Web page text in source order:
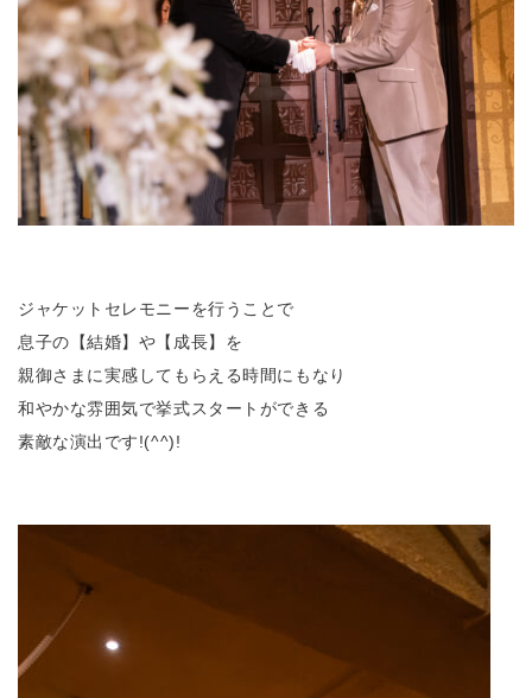
ジャケットセレモニーを行うことで
息子の【結婚】や【成長】を
親御さまに実感してもらえる時間にもなり
和やかな雰囲気で挙式スタートができる
素敵な演出です!(^^)!